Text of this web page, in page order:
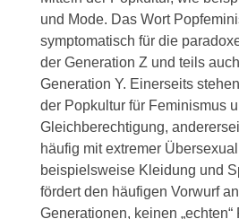
und Mode. Das Wort
symptomatisch für die
der Generation Z und teils
Generation Y. Einerseits
der Popkultur für Feminismus
Gleichberechtigung,
häufig mit extremer
beispielsweise Kleidung und
fördert den häufigen Vorwurf
Generationen, keinen